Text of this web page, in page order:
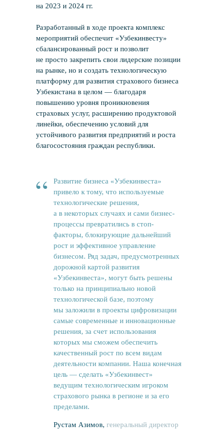
на 2023 и 2024 гг.
Разработанный в ходе проекта комплекс
мероприятий обеспечит «Узбекинвесту»
сбалансированный рост и позволит
не просто закрепить свои лидерские позиции
на рынке, но и создать технологическую
платформу для развития страхового бизнеса
Узбекистана в целом — благодаря
повышению уровня проникновения
страховых услуг, расширению продуктовой
линейки, обеспечению условий для
устойчивого развития предприятий и роста
благосостояния граждан республики.
“
Развитие бизнеса «Узбекинвеста»
привело к тому, что используемые
технологические решения,
а в некоторых случаях и сами бизнес-
процессы превратились в стоп-
факторы, блокирующие дальнейший
рост и эффективное управление
бизнесом. Ряд задач, предусмотренных
дорожной картой развития
«Узбекинвеста», могут быть решены
только на принципиально новой
технологической базе, поэтому
мы заложили в проекты цифровизации
самые современные и инновационные
решения, за счет использования
которых мы сможем обеспечить
качественный рост по всем видам
деятельности компании. Наша конечная
цель — сделать «Узбекинвест»
ведущим технологическим игроком
страхового рынка в регионе и за его
пределами.
Рустам Азимов, генеральный директор